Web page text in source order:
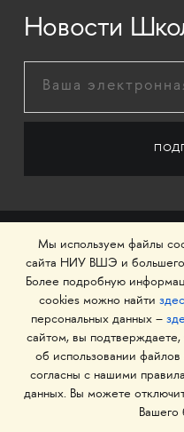
Новости
© 1993–2026
университет «Высшая
Мы используем файлы
сайта НИУ ВШЭ и большего
Более подробную
cookies можно найти
персональных данных –
сайтом, вы
об использовании
согласны с нашими
данных. Вы можете
Вашего